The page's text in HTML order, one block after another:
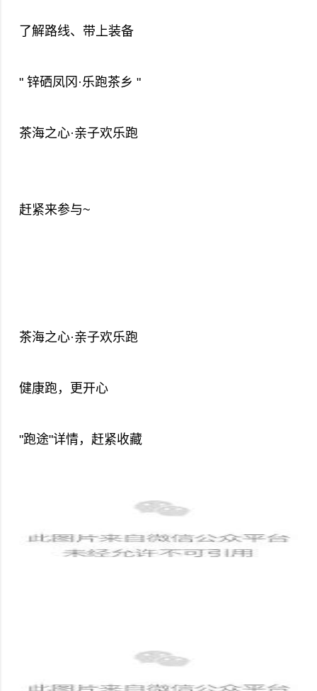
了解路线、带上装备
" 锌硒凤冈·乐跑茶乡 "
茶海之心·亲子欢乐跑
赶紧来参与~
茶海之心·亲子欢乐跑
健康跑，更开心
"跑途"详情，赶紧收藏